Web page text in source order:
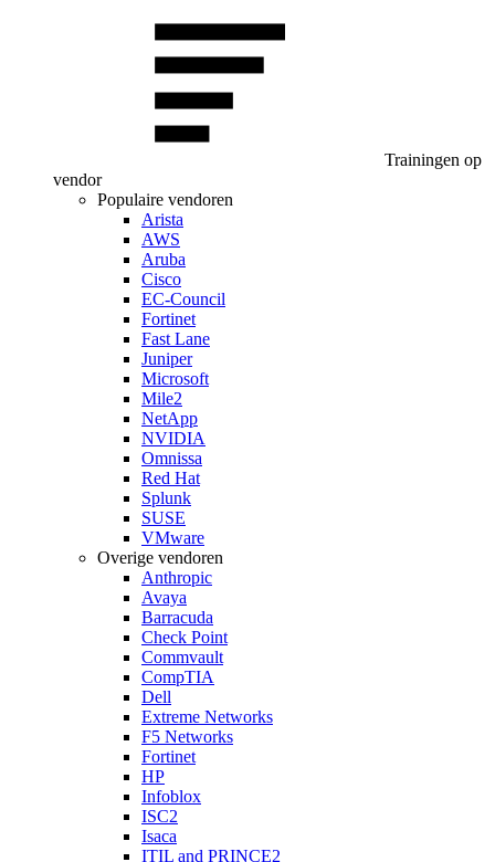
Trainingen op
vendor
Populaire vendoren
Arista
AWS
Aruba
Cisco
EC-Council
Fortinet
Fast Lane
Juniper
Microsoft
Mile2
NetApp
NVIDIA
Omnissa
Red Hat
Splunk
SUSE
VMware
Overige vendoren
Anthropic
Avaya
Barracuda
Check Point
Commvault
CompTIA
Dell
Extreme Networks
F5 Networks
Fortinet
HP
Infoblox
ISC2
Isaca
ITIL and PRINCE2